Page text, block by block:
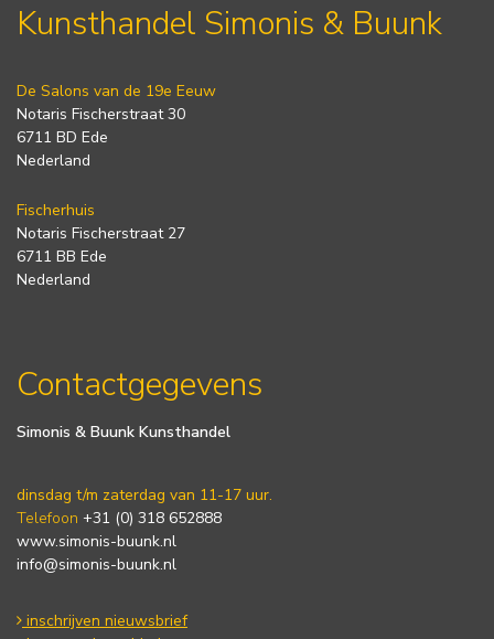
Kunsthandel Simonis & Buunk
De Salons van de 19e Eeuw
Notaris Fischerstraat 30
6711 BD Ede
Nederland
Fischerhuis
Notaris Fischerstraat 27
6711 BB Ede
Nederland
Contactgegevens
Simonis & Buunk Kunsthandel
dinsdag t/m zaterdag van 11-17 uur.
Telefoon +31 (0) 318 652888
www.simonis-buunk.nl
info@simonis-buunk.nl
inschrijven nieuwsbrief